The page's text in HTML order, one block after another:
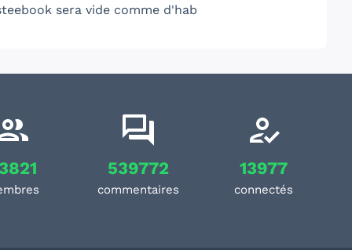
sera vide comme d'hab
539772
commentaires
13977
connectés